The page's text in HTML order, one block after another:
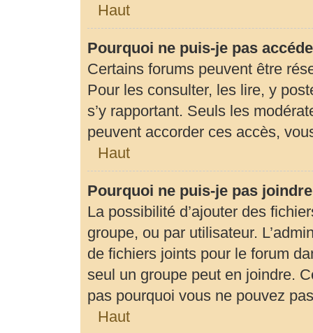
Haut
Pourquoi ne puis-je pas
Certains forums peuvent être
Pour les consulter, les lire, y
s’y rapportant. Seuls les
peuvent accorder ces accès,
Haut
Pourquoi ne puis-je pas
La possibilité d’ajouter des
groupe, ou par utilisateur.
de fichiers joints pour le forum
seul un groupe peut en joindre.
pas pourquoi vous ne pouvez
Haut